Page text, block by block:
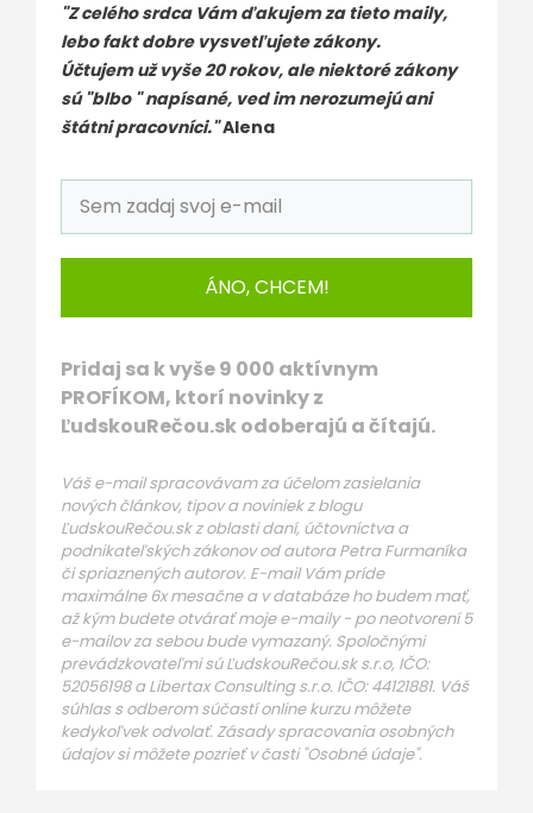
"Z celého srdca Vám ďakujem za tieto maily,
lebo fakt dobre vysvetľujete zákony.
Účtujem už vyše 20 rokov, ale niektoré zákony
sú "blbo " napísané, ved im nerozumejú ani
štátni pracovníci."Alena
ÁNO, CHCEM!
Pridaj sa k vyše 9 000 aktívnym
PROFÍKOM, ktorí novinky z
ĽudskouRečou.sk odoberajú a čítajú.
Váš e-mail spracovávam za účelom zasielania
nových článkov, tipov a noviniek z blogu
ĽudskouRečou.sk z oblasti daní, účtovníctva a
podnikateľských zákonov od autora Petra Furmaníka
či spriaznených autorov. E-mail Vám príde
maximálne 6x mesačne a v databáze ho budem mať,
až kým budete otvárať moje e-maily - po neotvorení 5
e-mailov za sebou bude vymazaný. Spoločnými
prevádzkovateľmi sú ĽudskouRečou.sk s.r.o, IČO:
52056198 a Libertax Consulting s.r.o. IČO: 44121881. Váš
súhlas s odberom súčastí online kurzu môžete
kedykoľvek odvolať. Zásady spracovania osobných
údajov si môžete pozrieť v časti "Osobné údaje".